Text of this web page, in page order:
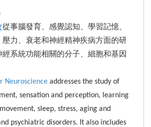
從事腦發育、感覺認知、學習記憶、
壓力、衰老和神經精神疾病方面的研
經系統功能相關的分子、細胞和基因
Neuroscience addresses the study of
sensation and perception, learning
sleep, stress, aging and
psychiatric disorders. It also includes